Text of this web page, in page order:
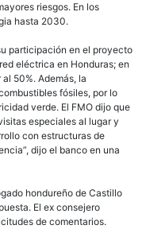
riesgos. En los
hasta 2030.
participación en el proyecto
eléctrica en Honduras; en
50%. Además, la
fósiles, por lo
verde. El FMO dijo que
especiales al lugar y
con estructuras de
dijo el banco en una
hondureño de Castillo
El ex consejero
de comentarios.